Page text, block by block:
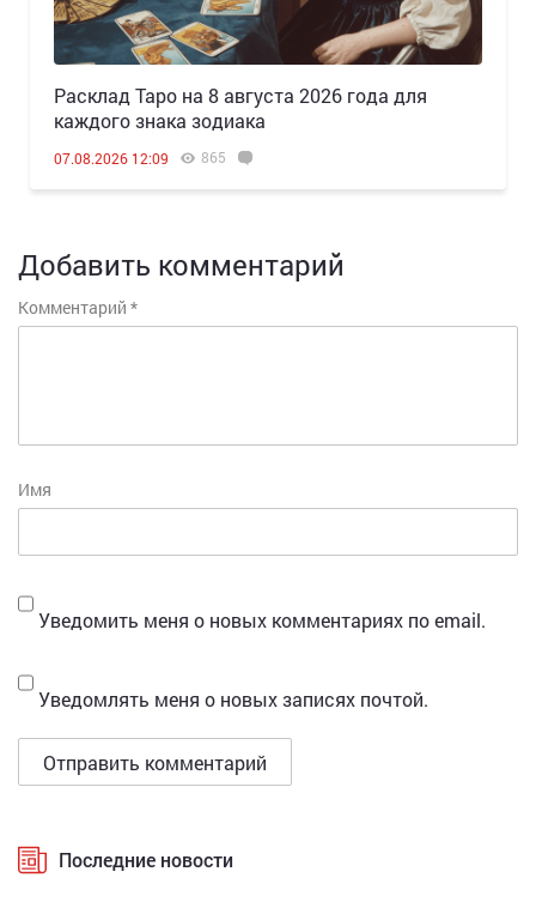
Расклад Таро на 8 августа 2026 года для
каждого знака зодиака
07.08.2026 12:09 865
Добавить комментарий
Комментарий *
Имя
Уведомить меня о новых комментариях по email.
Уведомлять меня о новых записях почтой.
Последние новости